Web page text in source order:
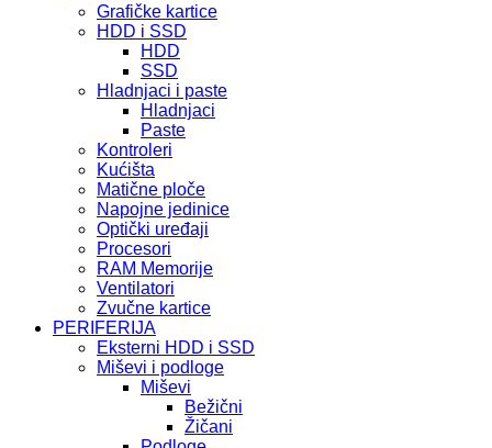
Grafičke kartice
HDD i SSD
HDD
SSD
Hladnjaci i paste
Hladnjaci
Paste
Kontroleri
Kućišta
Matične ploče
Napojne jedinice
Optički uređaji
Procesori
RAM Memorije
Ventilatori
Zvučne kartice
PERIFERIJA
Eksterni HDD i SSD
Miševi i podloge
Miševi
Bežični
Žičani